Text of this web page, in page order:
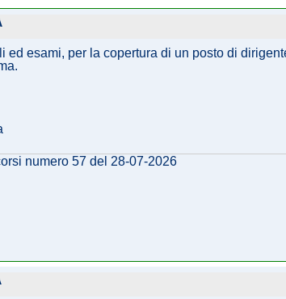
ed esami, per la copertura di un posto di
numero 57 del 28-07-2026